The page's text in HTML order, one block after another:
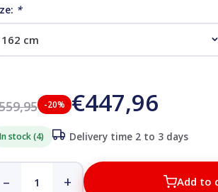
*
-20% €447,96
In stock (4) Delivery time 2 to 3 days
– + Add to